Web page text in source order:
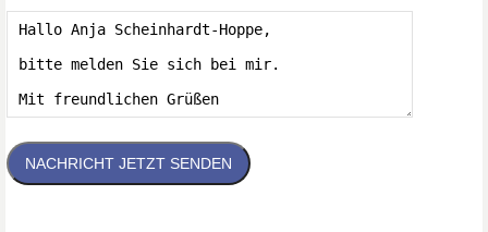
NACHRICHT JETZT SENDEN